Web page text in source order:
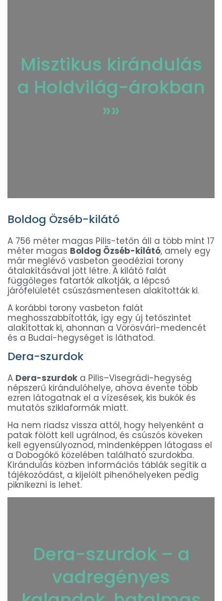
Misztikus kirándulás
a Holdvilág-árokban
»»
Boldog Özséb-kilátó
A 756 méter magas Pilis-tetőn áll a több mint 17
méter magas Boldog Özséb-kilátó, amely egy
már meglévő vasbeton geodéziai torony
átalakításával jött létre. A kilátó falát
függőleges fatartók alkotják, a lépcső
járófelületét csúszásmentesen alakították ki.
A korábbi torony vasbeton falát
meghosszabbították, így egy új tetőszintet
alakítottak ki, ahonnan a Vörösvári-medencét
és a Budai-hegységet is láthatod.
Dera-szurdok
A Dera-szurdok a Pilis–Visegrádi-hegység
népszerű kirándulóhelye, ahova évente több
ezren látogatnak el a vízesések, kis bukók és
mutatós sziklaformák miatt.
Ha nem riadsz vissza attól, hogy helyenként a
patak fölött kell ugrálnod, és csúszós köveken
kell egyensúlyoznod, mindenképpen látogass el
a Dobogókő közelében található szurdokba.
Kirándulás közben információs táblák segítik a
tájékozódást, a kijelölt pihenőhelyeken pedig
piknikezni is lehet.
Dera-szurdok – a
vadregényes